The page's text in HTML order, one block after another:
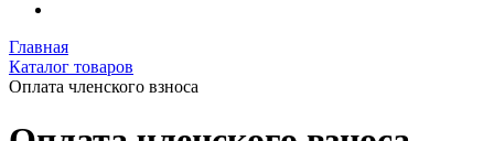
Главная
Каталог товаров
Оплата членского взноса